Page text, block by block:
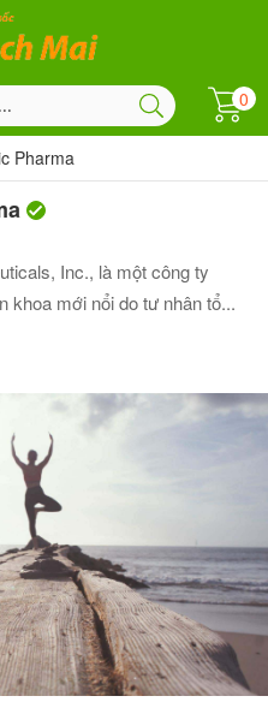
0
Pharma
Inc., là một công ty
khoa mới nổi do tư nhân tổ...